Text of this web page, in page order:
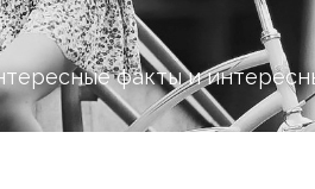
факты и